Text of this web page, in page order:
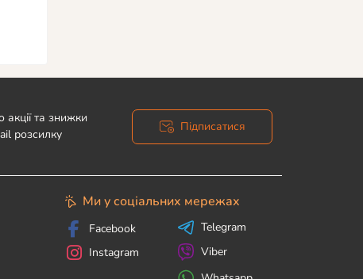
та знижки
розсилку
Підписатися
Ми у соціальних мережах
Facebook
Instagram
Telegram
Viber